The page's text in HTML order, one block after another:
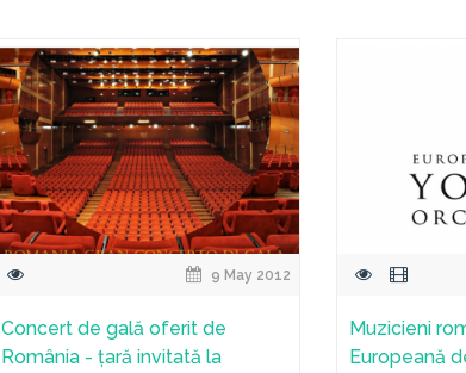
9 May 2012
Concert de gală oferit de
România - țară invitată la
Muzicieni
Europeană